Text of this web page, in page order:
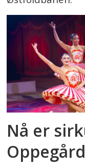
Nå er
Oppegård